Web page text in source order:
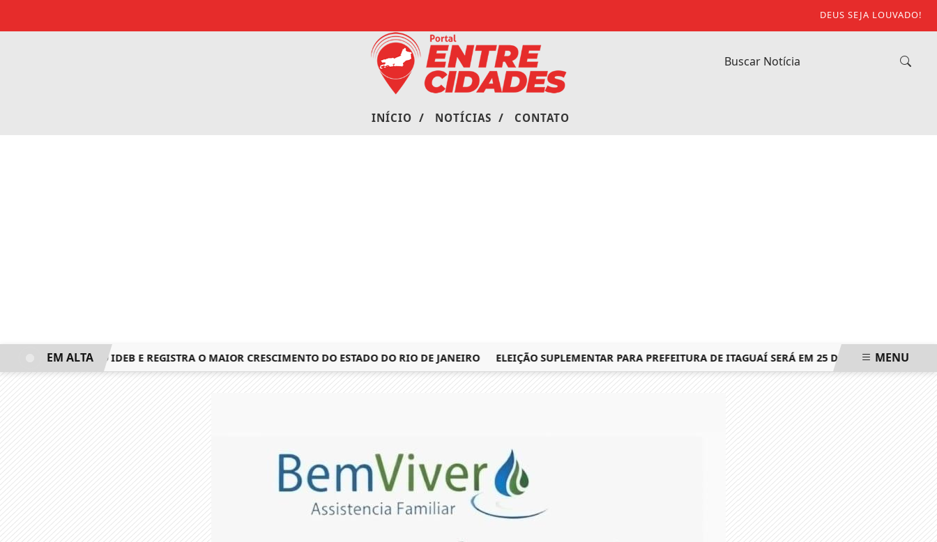
DEUS SEJA LOUVADO!
INÍCIO / NOTÍCIAS / CONTATO
3º LUGAR NO IDEB E REGISTRA O MAIOR CRESCIMENTO DO ESTADO DO RIO DE JANEIRO ELEIÇÃO SUPLEMENTAR PARA PREFEITURA DE ITAGUAÍ SERÁ EM 25 DE OUTUBRO, MESMA
EM ALTA MENU